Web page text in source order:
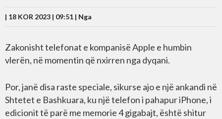
| 18 KOR 2023 | 09:51 | Nga
Zakonisht telefonat e kompanisë Apple e humbin
vlerën, në momentin që nxirren nga dyqani.
Por, janë disa raste speciale, sikurse ajo e një ankandi në
Shtetet e Bashkuara, ku një telefon i pahapur iPhone, i
edicionit të parë me memorie 4 gigabajt, është shitur